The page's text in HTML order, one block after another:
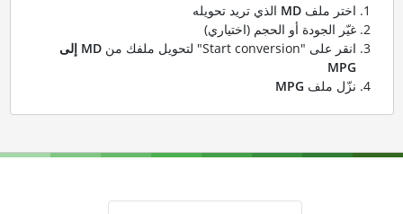
اختر ملف MDالذي تريد تحويله
غيّر الجودة أو الحجم (اختياري)
انقر على "Start conversion" لتحويل ملفك من
MD إلى
MPG
نزّل ملف MPG